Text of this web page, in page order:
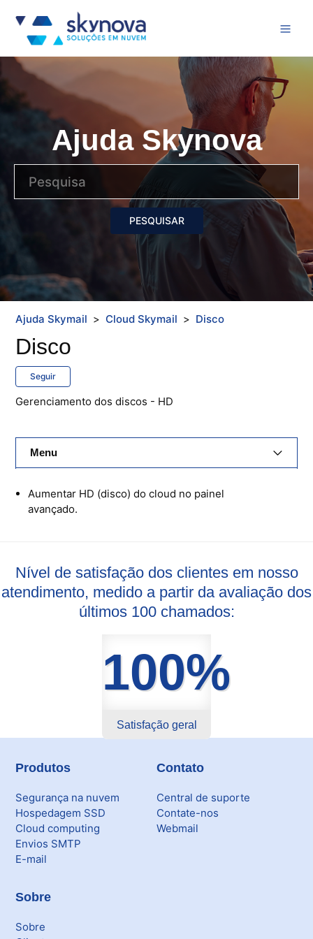
Ajuda Skynova
Ajuda Skymail Cloud Skymail Disco
Disco
Seguir
Gerenciamento dos discos - HD
Menu
Cloud Skymail
Painel De Controle
Citrix XenServer Agent
Skymail Talk
Interno - Cloud Interno
Aumentar HD (disco) do cloud no painel
avançado.
Nível de satisfação dos clientes em nosso
atendimento, medido a partir da avaliação dos
últimos 100 chamados:
100%
Satisfação geral
Produtos
Segurança na nuvem
Hospedagem SSD
Cloud computing
Envios SMTP
E-mail
Contato
Central de suporte
Contate-nos
Webmail
Sobre
Sobre